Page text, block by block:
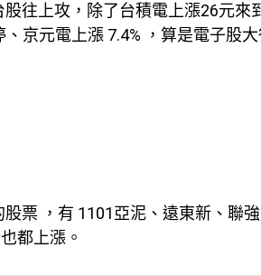
往上攻，除了台積電上漲26元來
京元電上漲 7.4% ，算是電子股
票 ，有 1101亞泥、遠東新、聯
都上漲。